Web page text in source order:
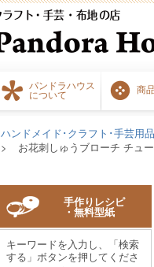
パンドラハウス
について
商
ハンドメイド･クラフト･手芸用
お花刺しゅうブローチ チュ
手作りレシピ
・無料型紙
キーワードを入力し、「検索
する」ボタンを押してくださ